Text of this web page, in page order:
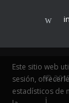
©
Este sitio web
sesión,
estadísticos de